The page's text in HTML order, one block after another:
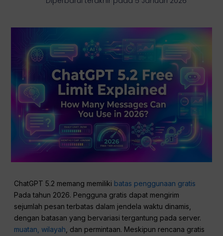
ChatGPT 5.2 memang memiliki batas penggunaan gratis
Pada tahun 2026. Pengguna gratis dapat mengirim
sejumlah pesan terbatas dalam jendela waktu dinamis,
dengan batasan yang bervariasi tergantung pada server.
muatan, wilayah , dan permintaan. Meskipun rencana gratis